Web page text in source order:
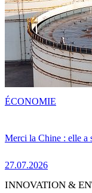
Merci la Chine : elle a
27.07.2026
ÉCONOMIE
INNOVATION &